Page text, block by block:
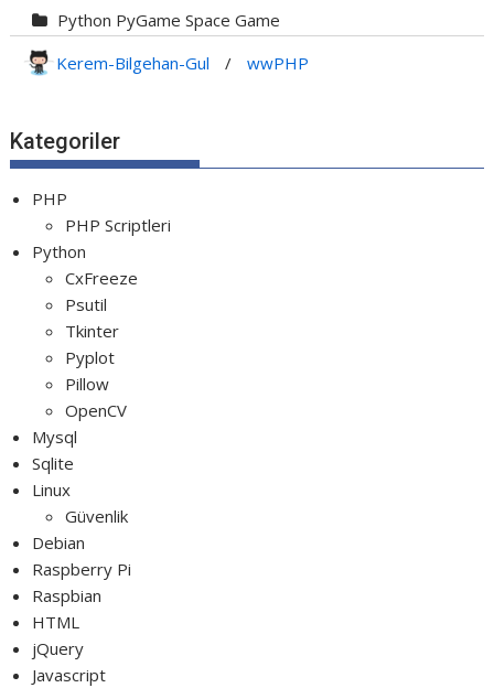
Python PyGame Space Game
Python PyGame Yılan Oyunu - Snake G...
Python Transparent Proxy Server
Kerem-Bilgehan-Gul / wwPHP
Kategoriler
PHP
PHP Scriptleri
Python
CxFreeze
Psutil
Tkinter
Pyplot
Pillow
OpenCV
Mysql
Sqlite
Linux
Güvenlik
Debian
Raspberry Pi
Raspbian
HTML
jQuery
Javascript